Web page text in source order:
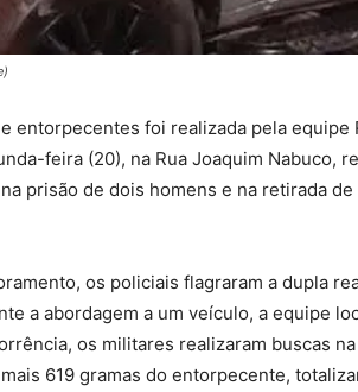
entorpecentes foi realizada pela equipe
feira (20), na Rua Joaquim Nabuco,
prisão de dois homens e na retirada
os policiais flagraram a dupla
a abordagem a um veículo, a equipe
os militares realizaram buscas
619 gramas do entorpecente,